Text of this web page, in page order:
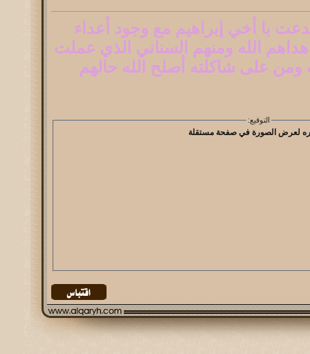
با أخي إبراهيم مع وجود أعداء
هداهم الله ومنهم السناني الذي عملت
ومن على شاكلته أصلح الله حالهم
التوقيع: